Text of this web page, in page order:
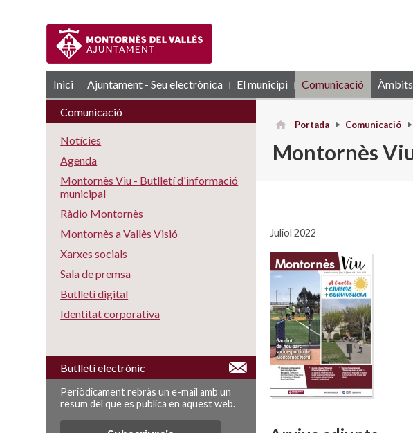
Inici Ajuntament - Seu electrònica El municipi Comunicació Àmbits
RSS
Portada Comunicació
Montornès
Juliol 2022
Comunicació
Notícies
Agenda
Montornès Viu - Butlletí d'informació
municipal
Ràdio Montornès
Montornès a Vallès Visió
Xarxes socials
Sala de premsa
Butlletí digital
Identitat corporativa
Butlletí electrònic
Periòdicament rebràs un e-mail amb un
resum del que es publica en aquest web.